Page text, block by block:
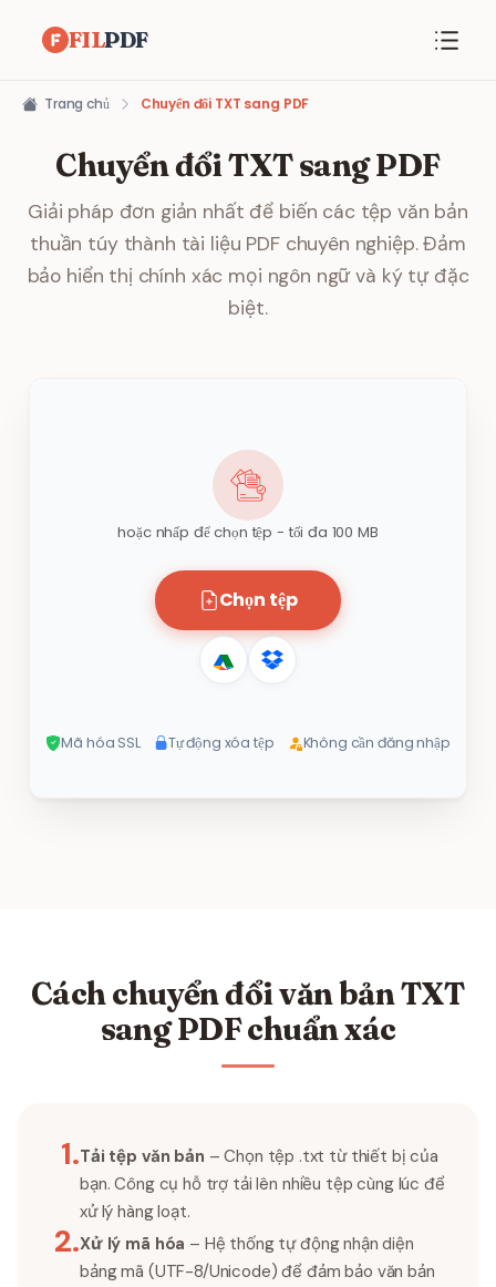
FILPDF
Trang chủ Chuyển đổi TXT sang PDF
Chuyển đổi TXT sang PDF
Giải pháp đơn giản nhất để biến các tệp văn bản
thuần túy thành tài liệu PDF chuyên nghiệp. Đảm
bảo hiển thị chính xác mọi ngôn ngữ và ký tự đặc
biệt.
hoặc nhấp để chọn tệp - tối đa 100 MB
Chọn tệp
Mã hóa SSL Tự động xóa tệp Không cần đăng nhập
Cách chuyển đổi văn bản TXT
sang PDF chuẩn xác
1.Tải tệp văn bản – Chọn tệp .txt từ thiết bị của
bạn. Công cụ hỗ trợ tải lên nhiều tệp cùng lúc để
xử lý hàng loạt.
2.Xử lý mã hóa – Hệ thống tự động nhận diện
bảng mã (UTF-8/Unicode) để đảm bảo văn bản